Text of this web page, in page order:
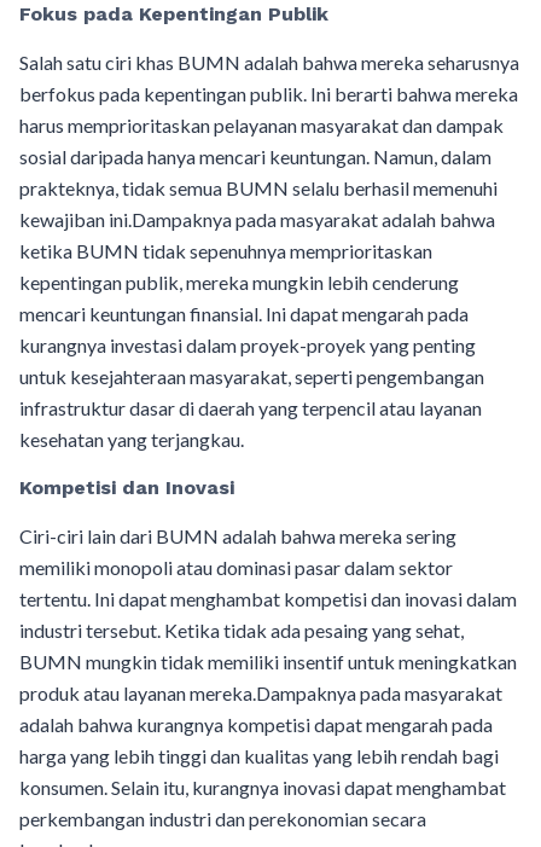
Fokus pada Kepentingan Publik
Salah satu ciri khas BUMN adalah bahwa mereka seharusnya
berfokus pada kepentingan publik. Ini berarti bahwa mereka
harus memprioritaskan pelayanan masyarakat dan dampak
sosial daripada hanya mencari keuntungan. Namun, dalam
prakteknya, tidak semua BUMN selalu berhasil memenuhi
kewajiban ini.Dampaknya pada masyarakat adalah bahwa
ketika BUMN tidak sepenuhnya memprioritaskan
kepentingan publik, mereka mungkin lebih cenderung
mencari keuntungan finansial. Ini dapat mengarah pada
kurangnya investasi dalam proyek-proyek yang penting
untuk kesejahteraan masyarakat, seperti pengembangan
infrastruktur dasar di daerah yang terpencil atau layanan
kesehatan yang terjangkau.
Kompetisi dan Inovasi
Ciri-ciri lain dari BUMN adalah bahwa mereka sering
memiliki monopoli atau dominasi pasar dalam sektor
tertentu. Ini dapat menghambat kompetisi dan inovasi dalam
industri tersebut. Ketika tidak ada pesaing yang sehat,
BUMN mungkin tidak memiliki insentif untuk meningkatkan
produk atau layanan mereka.Dampaknya pada masyarakat
adalah bahwa kurangnya kompetisi dapat mengarah pada
harga yang lebih tinggi dan kualitas yang lebih rendah bagi
konsumen. Selain itu, kurangnya inovasi dapat menghambat
perkembangan industri dan perekonomian secara